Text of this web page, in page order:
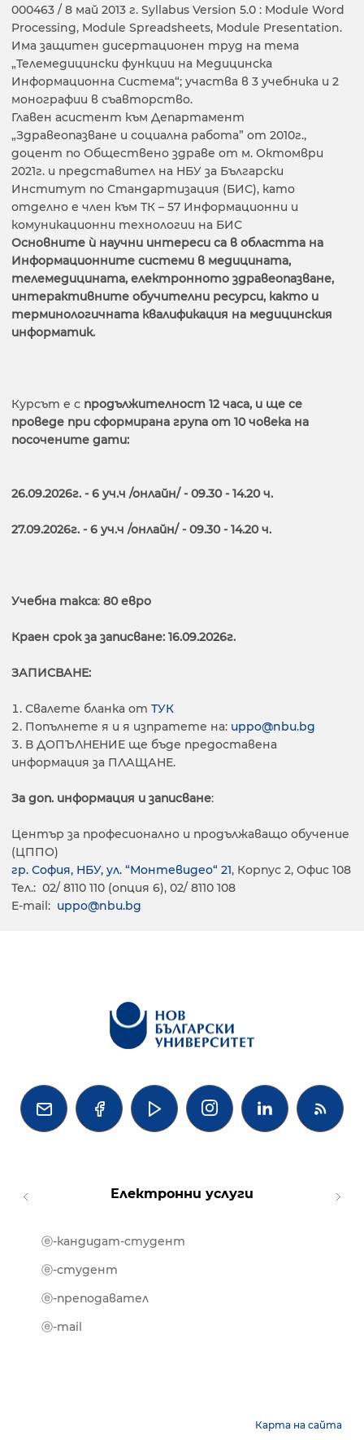
000463 / 8 май 2013 г. Syllabus Version 5.0 : Module Word
Processing, Module Spreadsheets, Module Presentation.
Има защитен дисертационен труд на тема
„Телемедицински функции на Медицинска
Информационна Система“; участва в 3 учебника и 2
монографии в съавторство.
Главен асистент към Департамент
„Здравеопазване и социална работа” от 2010г.,
доцент по Обществено здраве от м. Октомври
2021г. и представител на НБУ за Български
Институт по Стандартизация (БИС), като
отделно е член към ТК – 57 Информационни и
комуникационни технологии на БИС
Основните ѝ научни интереси са в областта на
Информационните системи в медицината,
телемедицината, електронното здравеопазване,
интерактивните обучителни ресурси, както и
терминологичната квалификация на медицинския
информатик.
Курсът е с продължителност 12 часа, и ще се
проведе при сформирана група от 10 човека на
посочените дати:
26.09.2026г. - 6 уч.ч /онлайн/ - 09.30 - 14.20 ч.
27.09.2026г. - 6 уч.ч /онлайн/ - 09.30 - 14.20 ч.
Учебна такса: 80 евро
Краен срок за записване: 16.09.2026г.
ЗАПИСВАНЕ:
Свалете бланка от ТУК
Попълнете я и я изпратете на: uppo@nbu.bg
В ДОПЪЛНЕНИЕ ще бъде предоставена
информация за ПЛАЩАНЕ.
За доп. информация и записване:
Център за професионално и продължаващо обучение
(ЦППО)
гр. София, НБУ, ул. “Монтевидео“ 21, Корпус 2, Офис 108
Тел.: 02/ 8110 110 (опция 6), 02/ 8110 108
E-mail: uppo@nbu.bg
   
Електронни услуги
ⓔ-кандидат-студент
ⓔ-студент
ⓔ-преподавател
ⓔ-mail
Карта на сайта